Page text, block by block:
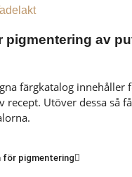
pigmentering av
färgkatalog
recept. Utöver dessa så
för pigmentering